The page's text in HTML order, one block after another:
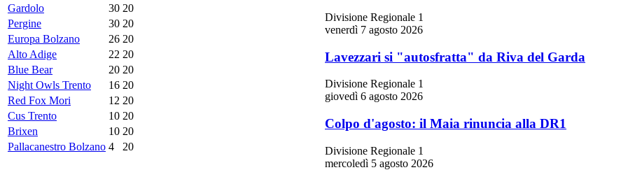
Gardolo
30 20
Pergine
30 20
Europa Bolzano
26 20
Alto Adige
22 20
Blue Bear
20 20
Night Owls Trento
16 20
Red Fox Mori
12 20
Cus Trento
10 20
Brixen
10 20
Pallacanestro Bolzano 4 20
Divisione Regionale 1
venerdì 7 agosto 2026
Lavezzari si "autosfratta" da Riva del Garda
Divisione Regionale 1
giovedì 6 agosto 2026
Colpo d'agosto: il Maia rinuncia alla DR1
Divisione Regionale 1
mercoledì 5 agosto 2026